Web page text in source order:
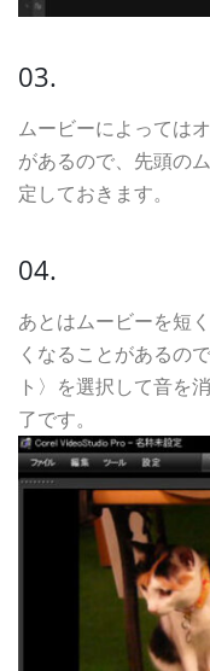
03.
ムービーによっては
があるので、先頭の
定しておきます。
04.
あとはムービーを短
くなることがあるの
ト〉を選択して音を
了です。